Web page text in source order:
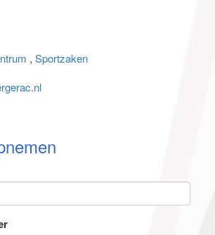
Sportzaken